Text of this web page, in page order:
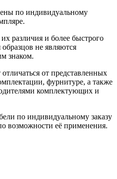
по индивидуальному
различия и более быстрого
образцов не являются
знаком.
от представленных
фурнитуре, а также
комплектующих и
по индивидуальному заказу
возможности её применения.